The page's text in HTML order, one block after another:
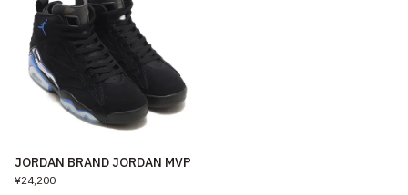
JORDAN BRAND JORDAN MVP
¥24,200